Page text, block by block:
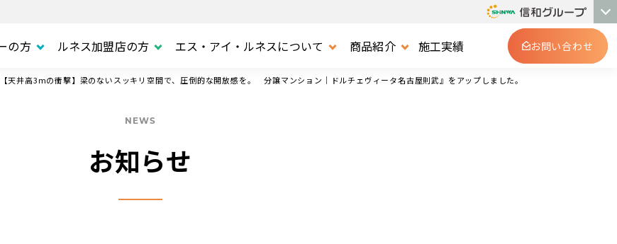
の方 ルネス加盟店の方 エス・アイ・ルネスについて 商品紹介 施工実績 お問い合わせ
天井高3mの衝撃】梁のないスッキリ空間で、圧倒的な開放感を。 分譲マンション｜ドルチェヴィータ名古屋則武』をアップしました。
NEWS
お知らせ